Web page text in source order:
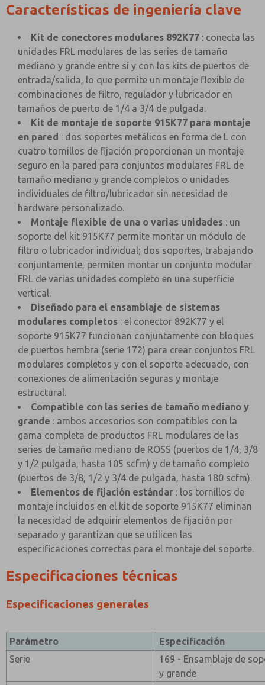
Características de ingeniería clave
Kit de conectores modulares 892K77 : conecta las
unidades FRL modulares de las series de tamaño
mediano y grande entre sí y con los kits de puertos de
entrada/salida, lo que permite un montaje flexible de
combinaciones de filtro, regulador y lubricador en
tamaños de puerto de 1/4 a 3/4 de pulgada.
Kit de montaje de soporte 915K77 para montaje
en pared : dos soportes metálicos en forma de L con
cuatro tornillos de fijación proporcionan un montaje
seguro en la pared para conjuntos modulares FRL de
tamaño mediano y grande completos o unidades
individuales de filtro/lubricador sin necesidad de
hardware personalizado.
Montaje flexible de una o varias unidades : un
soporte del kit 915K77 permite montar un módulo de
filtro o lubricador individual; dos soportes, trabajando
conjuntamente, permiten montar un conjunto modular
FRL de varias unidades completo en una superficie
vertical.
Diseñado para el ensamblaje de sistemas
modulares completos : el conector 892K77 y el
soporte 915K77 funcionan conjuntamente con bloques
de puertos hembra (serie 172) para crear conjuntos FRL
modulares completos y con el soporte adecuado, con
conexiones de alimentación seguras y montaje
estructural.
Compatible con las series de tamaño mediano y
grande : ambos accesorios son compatibles con la
gama completa de productos FRL modulares de las
series de tamaño mediano de ROSS (puertos de 1/4, 3/8
y 1/2 pulgada, hasta 105 scfm) y de tamaño completo
(puertos de 3/8, 1/2 y 3/4 de pulgada, hasta 180 scfm).
Elementos de fijación estándar : los tornillos de
montaje incluidos en el kit de soporte 915K77 eliminan
la necesidad de adquirir elementos de fijación por
separado y garantizan que se utilicen las
especificaciones correctas para el montaje del soporte.
Especificaciones técnicas
Especificaciones generales
Parámetro
Especificación
Serie
169 - Ensamblaje de
y grande